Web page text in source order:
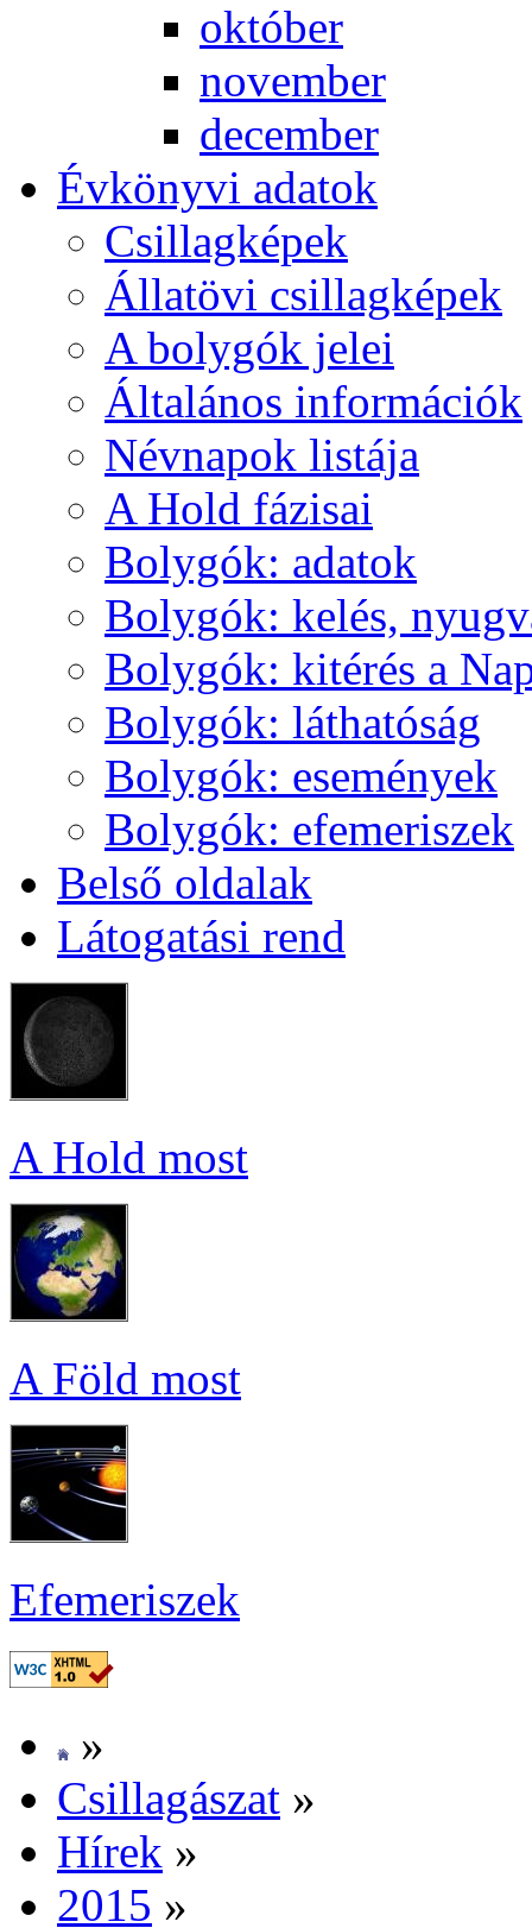
ok­tó­ber
no­vem­ber
de­cem­ber
Év­köny­vi ada­tok
Csil­lag­ké­pek
Ál­lat­övi csil­lag­ké­pek
A boly­gók je­lei
Ál­ta­lá­nos in­for­má­ci­ók
Név­na­pok lis­tá­ja
A Hold fá­zi­sai
Boly­gók: ada­tok
Boly­gók: ke­lés,
Boly­gók: ki­té­rés a
Boly­gók: lát­ha­tó­ság
Boly­gók: ese­mé­nyek
Boly­gók: efe­me­ri­szek
Bel­ső ol­da­lak
Lá­to­ga­tá­si rend
A Hold most
A Föld most
Efe­me­ri­szek
»
Csil­la­gá­szat »
Hí­rek »
2015 »